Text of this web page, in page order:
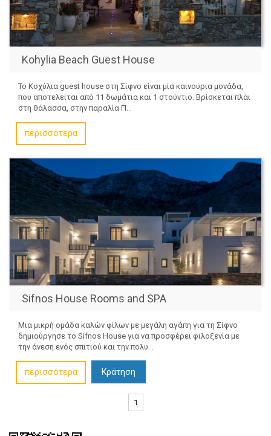
Kohylia Beach Guest House
Το Κοχύλια guest house στη Σίφνο είναι μία καινούρια μονάδα,
που αποτελείται από 11 δωμάτια και 1 στούντιο. Βρίσκεται πλάι
στη θάλασσα, στην παραλία Π...
περισσότερα
Sifnos House Rooms and SPA
Μια μικρή ομάδα καλών φίλων με μεγάλη αγάπη για τη Σίφνο
δημιούργησε το Sifnos House για να προσφέρει φιλοξενία με
την άνεση ενός σπιτιού και την πολυ...
περισσότερα Κράτηση
1